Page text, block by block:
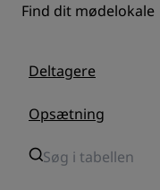
Find dit mødelokale
Deltagere
Opsætning